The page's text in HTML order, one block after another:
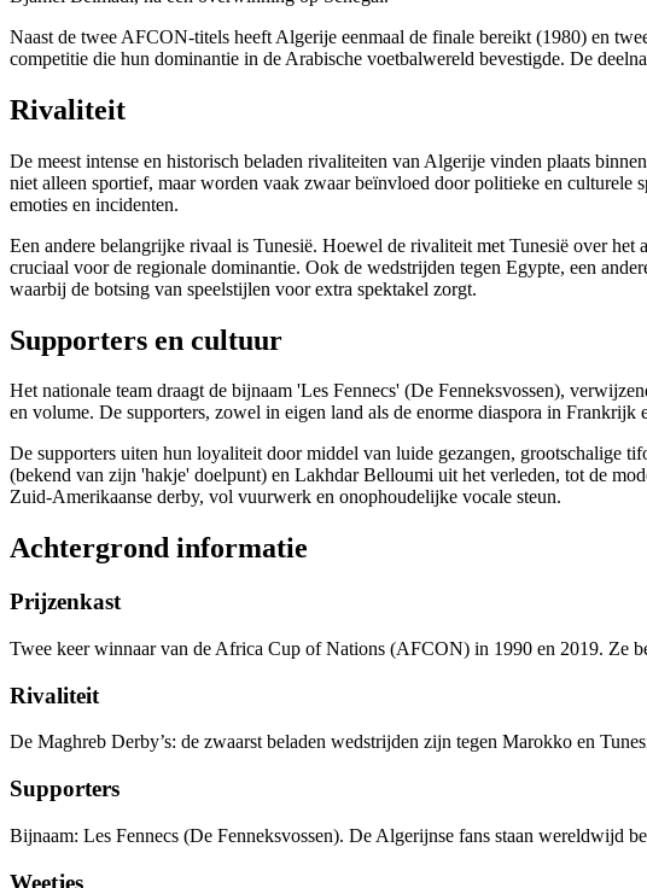
Naast de twee AFCON-titels heeft Algerije eenmaal de finale bereikt (1980) en
competitie die hun dominantie in de Arabische voetbalwereld bevestigde. De
Rivaliteit
De meest intense en historisch beladen rivaliteiten van Algerije vinden plaats
niet alleen sportief, maar worden vaak zwaar beïnvloed door politieke en
emoties en incidenten.
Een andere belangrijke rivaal is Tunesië. Hoewel de rivaliteit met Tunesië over
cruciaal voor de regionale dominantie. Ook de wedstrijden tegen Egypte, een
waarbij de botsing van speelstijlen voor extra spektakel zorgt.
Supporters en cultuur
Het nationale team draagt de bijnaam 'Les Fennecs' (De Fenneksvossen),
en volume. De supporters, zowel in eigen land als de enorme diaspora in Frankrijk
De supporters uiten hun loyaliteit door middel van luide gezangen, grootschalige
(bekend van zijn 'hakje' doelpunt) en Lakhdar Belloumi uit het verleden, tot de
Zuid-Amerikaanse derby, vol vuurwerk en onophoudelijke vocale steun.
Achtergrond informatie
Prijzenkast
Twee keer winnaar van de Africa Cup of Nations (AFCON) in 1990 en 2019. Ze
Rivaliteit
De Maghreb Derby’s: de zwaarst beladen wedstrijden zijn tegen Marokko en
Supporters
Bijnaam: Les Fennecs (De Fenneksvossen). De Algerijnse fans staan wereldwijd
Weetjes